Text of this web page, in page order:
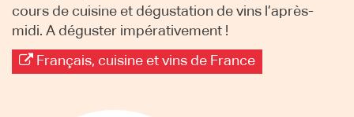
cours de cuisine et dégustation de vins l’après-
midi. A déguster impérativement !
Français, cuisine et vins de France